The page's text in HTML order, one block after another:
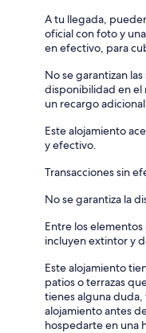
A tu llegada,
oficial con foto y
en efectivo, para
No se garantizan
disponibilidad en el
un recargo
Este alojamiento
y efectivo.
Transacciones sin
No se garantiza la
Entre los
incluyen extintor y
Este alojamiento
patios o terrazas
tienes alguna
alojamiento antes
hospedarte en una